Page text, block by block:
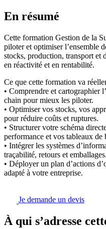
En résumé
Cette formation Gestion de la
piloter et optimiser l’ensemble
stocks, production, transport et
en réactivité et en rentabilité.
Ce que cette formation va
• Comprendre et cartographier
chain pour mieux les piloter.
• Optimiser vos stocks, vos
pour réduire coûts et ruptures.
• Structurer votre schéma
performance et vos tableaux de
• Intégrer les systèmes
traçabilité, retours et emballages.
• Déployer un plan d’actions
adapté à votre entreprise.
Je demande un devis
À qui s’adresse